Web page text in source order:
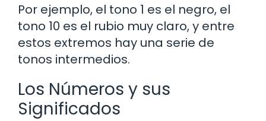
Por ejemplo, el tono 1 es el negro, el
tono 10 es el rubio muy claro, y entre
estos extremos hay una serie de
tonos intermedios.
Los Números y sus
Significados